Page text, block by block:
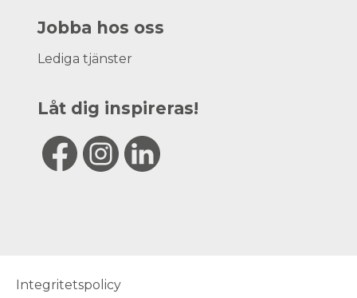
Jobba hos oss
Lediga tjänster
Låt dig inspireras!
Integritetspolicy